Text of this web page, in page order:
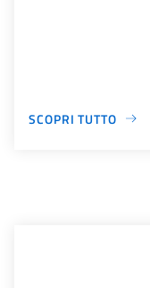
SCOPRI TUTTO